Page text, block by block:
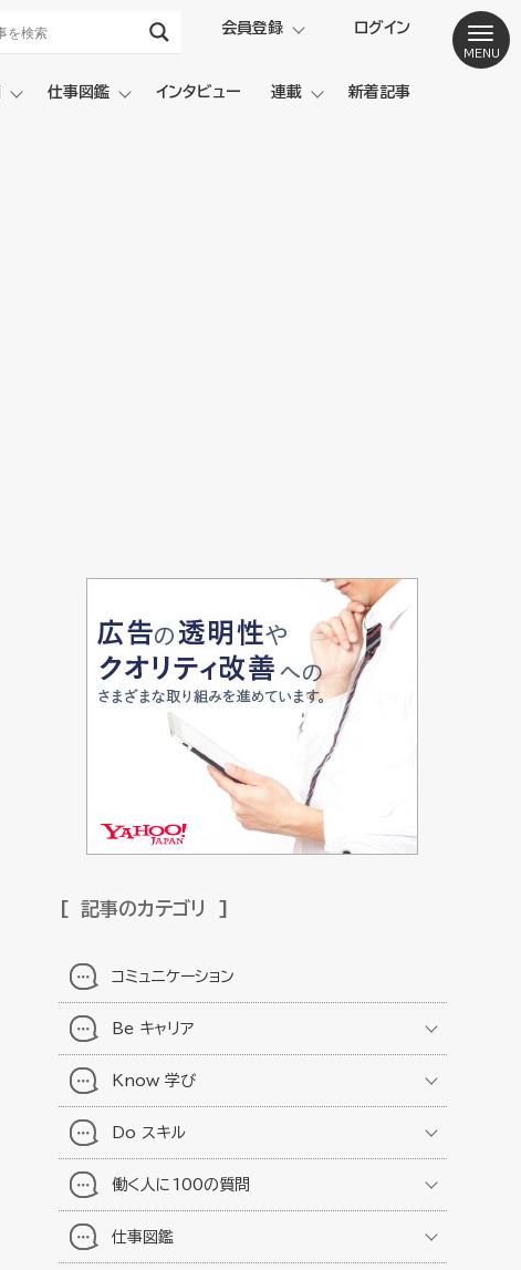
会員登録 ログイン
仕事図鑑 インタビュー 連載 新着記事
記事のカテゴリ
コミュニケーション
Be キャリア
Know 学び
Do スキル
働く人に100の質問
仕事図鑑